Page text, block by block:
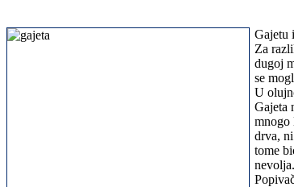
Gajetu
Za
dugoj
se
U
Gajeta
mnogo
drva,
tome